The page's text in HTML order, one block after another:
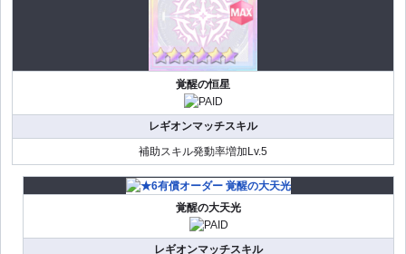
覚醒の恒星
レギオンマッチスキル
補助スキル発動率増加Lv.5
覚醒の大天光
レギオンマッチスキル